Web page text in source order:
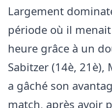
Largement
période où il
heure grâce à un
Sabitzer (14è, 21è),
a gâché son
match, après avoir